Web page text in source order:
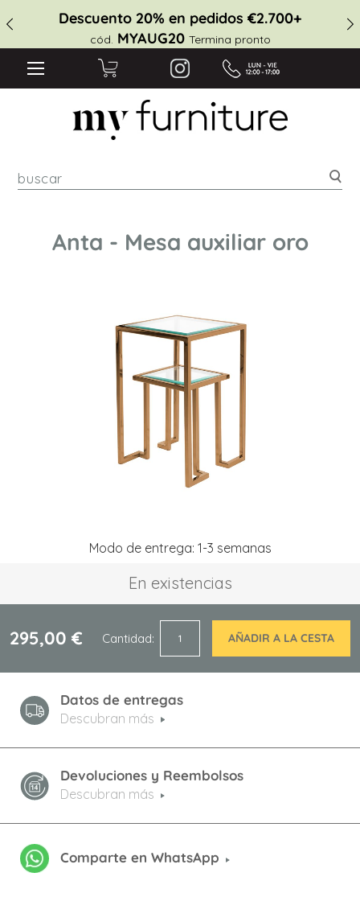
Descuento 20% en pedidos €2.700+
cód. MYAUG20 Termina pronto
Anta - Mesa auxiliar oro
Modo de entrega: 1-3 semanas
En existencias
295,00 € Cantidad AÑADIR A LA CESTA
Datos de entregas
Descubran más
Devoluciones y Reembolsos
Descubran más
Comparte en WhatsApp
de
imágenes